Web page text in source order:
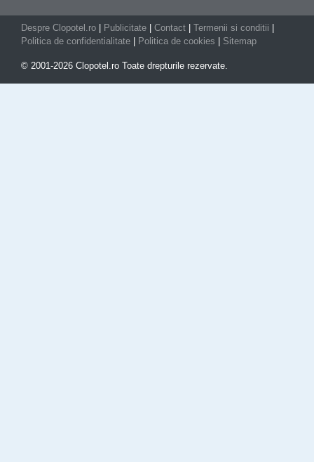
Despre Clopotel.ro Publicitate Contact Termenii si conditii
Politica de confidentialitate
Politica de cookies Sitemap
© 2001-2026 Clopotel.ro Toate drepturile rezervate.